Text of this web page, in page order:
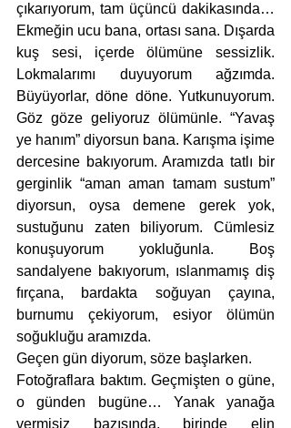
çıkarıyorum, tam üçüncü dakikasında…
Ekmeğin ucu bana, ortası sana. Dışarda
kuş sesi, içerde ölümüne sessizlik.
Lokmalarımı duyuyorum ağzımda.
Büyüyorlar, döne döne. Yutkunuyorum.
Göz göze geliyoruz ölümünle. “Yavaş
ye hanım” diyorsun bana. Karışma işime
dercesine bakıyorum. Aramızda tatlı bir
gerginlik “aman aman tamam sustum”
diyorsun, oysa demene gerek yok,
sustuğunu zaten biliyorum. Cümlesiz
konuşuyorum yokluğunla. Boş
sandalyene bakıyorum, ıslanmamış diş
fırçana, bardakta soğuyan çayına,
burnumu çekiyorum, esiyor ölümün
soğukluğu aramızda.
Geçen gün diyorum, söze başlarken.
Fotoğraflara baktım. Geçmişten o güne,
o günden bugüne… Yanak yanağa
vermişiz bazısında, birinde elin